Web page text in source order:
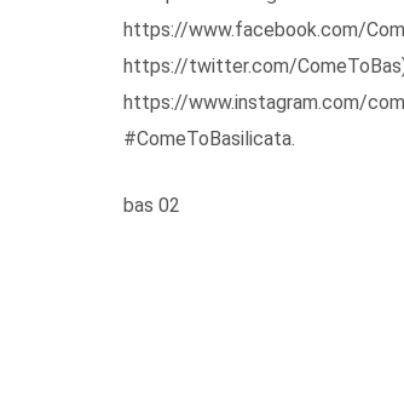
https://www.facebook.com/
https://twitter.com/
https://www.instagram.com/
#ComeToBasilicata.
bas 02